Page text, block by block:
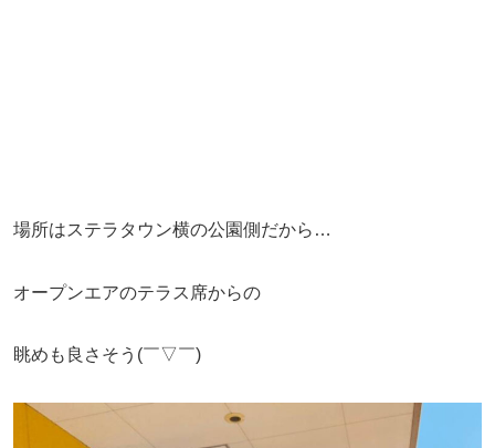
場所はステラタウン横の公園側だから…
オープンエアのテラス席からの
眺めも良さそう(￣▽￣)